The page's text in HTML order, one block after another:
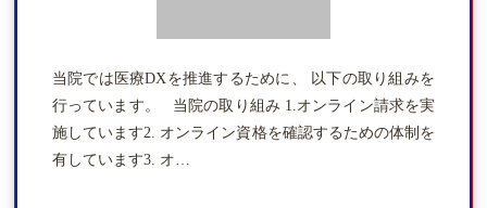
当院では医療DXを推進するために、 以下の取り組みを
行っています。 当院の取り組み 1.オンライン請求を実
施しています2. オンライン資格を確認するための体制を
有しています3. オ…